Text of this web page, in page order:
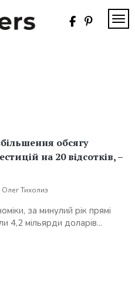
обсягу
на 20 відсотків, –
Олег Тихолиз
за минулий рік прямі
4,2 мільярди доларів...